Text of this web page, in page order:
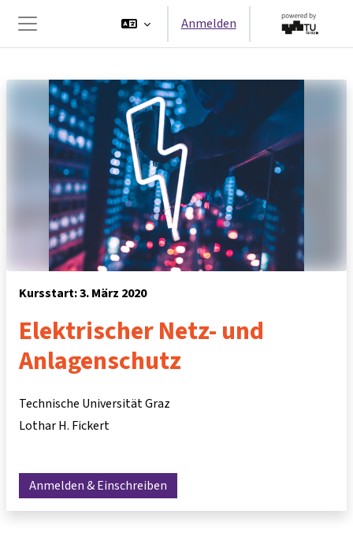
Website-Übersicht
Anmelden
Kursstart: 3. März 2020
Elektrischer Netz- und
Anlagenschutz
Technische Universität Graz
Lothar H. Fickert
Anmelden & Einschreiben